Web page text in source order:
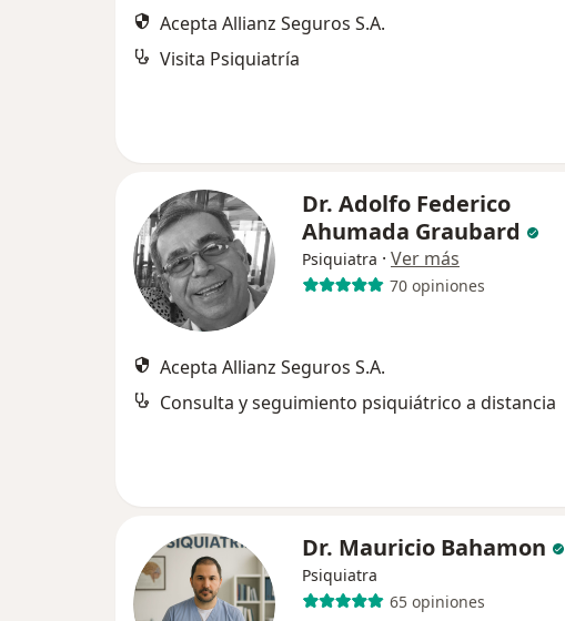
Acepta Allianz Seguros S.A.
Visita Psiquiatría
Dr. Adolfo Federico
Ahumada Graubard
Psiquiatra · Ver más
70 opiniones
Acepta Allianz Seguros S.A.
Consulta y seguimiento psiquiátrico a distancia
Dr. Mauricio Bahamon
Psiquiatra
65 opiniones